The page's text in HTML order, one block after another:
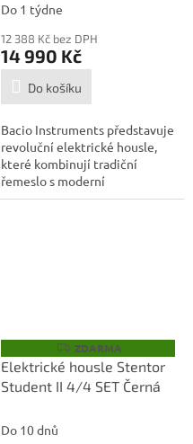
Do 1 týdne
12 388 Kč bez DPH
14 990 Kč
Do košíku
Bacio Instruments představuje
revoluční elektrické housle,
které kombinují tradiční
řemeslo s moderní
technologií....
Z
D
A
R
ZDARMA
Elektrické housle Stentor
Student II 4/4 SET Černá
Do 10 dnů